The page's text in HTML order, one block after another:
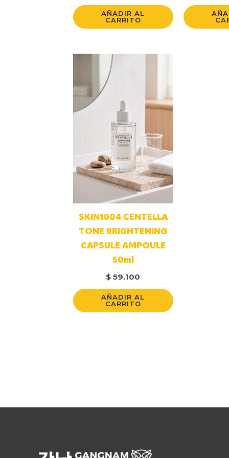
AÑADIR AL
CARRITO
SKIN1004 CENTELLA
TONE BRIGHTENING
CAPSULE AMPOULE
50ml
$ 59.100
AÑADIR AL
CARRITO